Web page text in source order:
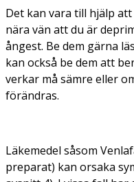
Det kan vara till hjälp
nära vän att du är
ångest. Be dem gärna
kan också be dem att
verkar må sämre eller
förändras.
Läkemedel såsom
preparat) kan orsaka